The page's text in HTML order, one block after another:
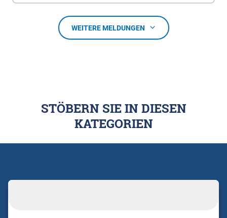
WEITERE MELDUNGEN
STÖBERN SIE IN DIESEN
KATEGORIEN